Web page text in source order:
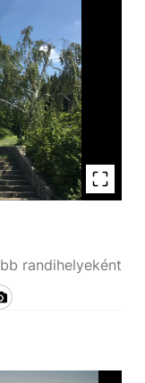
randihelyeként